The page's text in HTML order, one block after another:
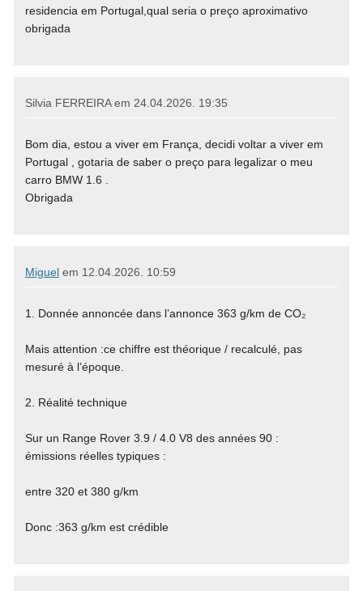
residencia em Portugal,qual seria o preço aproximativo
obrigada
Silvia FERREIRA em 24.04.2026. 19:35
Bom dia, estou a viver em França, decidi voltar a viver em
Portugal , gotaria de saber o preço para legalizar o meu
carro BMW 1.6 .
Obrigada
Miguelem 12.04.2026. 10:59
1. Donnée annoncée dans l’annonce 363 g/km de CO₂
Mais attention :ce chiffre est théorique / recalculé, pas
mesuré à l’époque.
2. Réalité technique
Sur un Range Rover 3.9 / 4.0 V8 des années 90 :
émissions réelles typiques :
entre 320 et 380 g/km
Donc :363 g/km est crédible